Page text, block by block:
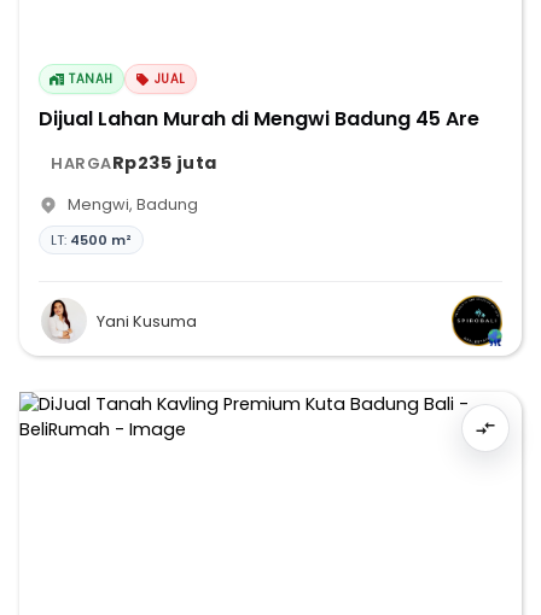
TANAH JUAL
Dijual Lahan Murah di Mengwi Badung 45 Are
HARGARp235 juta
Mengwi, Badung
LT: 4500 m²
Yani Kusuma